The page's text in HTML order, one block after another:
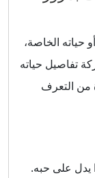
حياته الخاصة،
تفاصيل حياته
من التعرف
يدل على حبه.